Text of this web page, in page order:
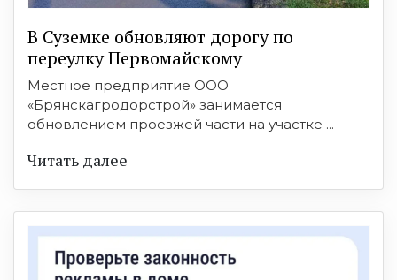
В Суземке обновляют дорогу по
переулку Первомайскому
Местное предприятие ООО
«Брянскагродорстрой» занимается
обновлением проезжей части на участке ...
Читать далее